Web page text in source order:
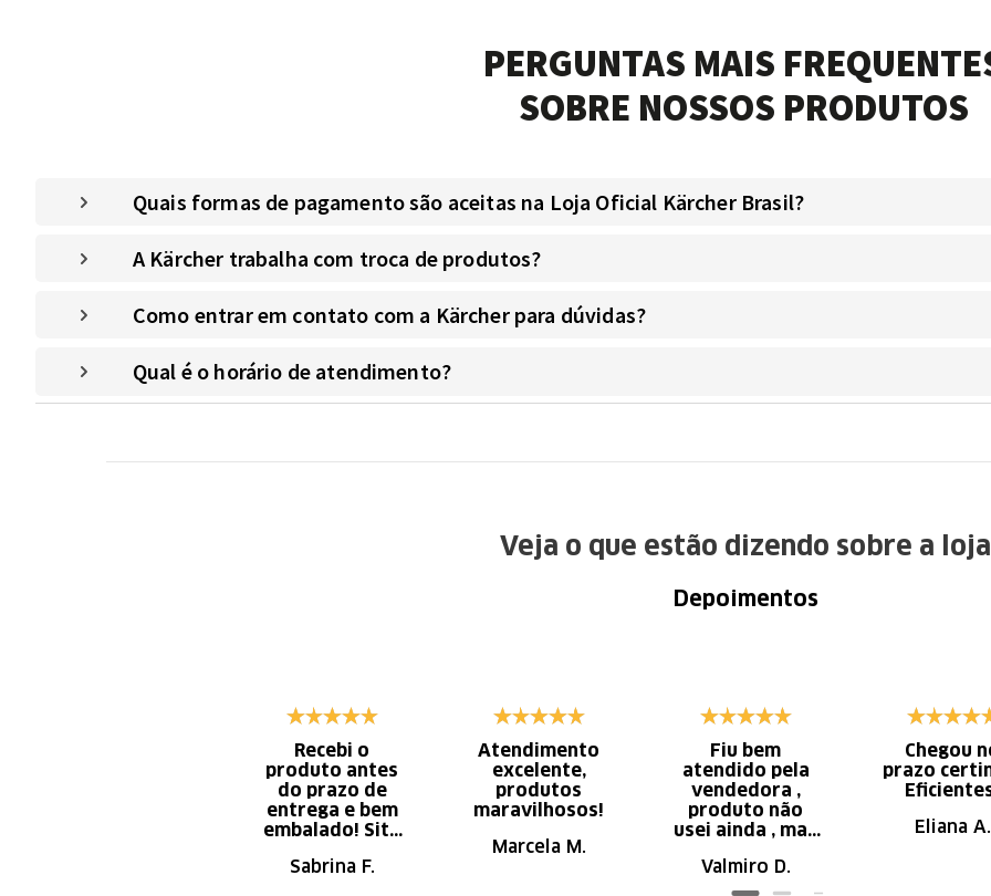
PERGUNTAS MAIS
SOBRE NOSSOS PRODUTOS
Quais formas de pagamento são aceitas na Loja Oficial Kärcher Brasil?
A Kärcher trabalha com troca de produtos?
Como entrar em contato com a Kärcher para dúvidas?
Qual é o horário de atendimento?
Veja o que estão dizendo sobre a loja
Depoimentos
Recebi o
produto antes
do prazo de
entrega e bem
embalado! Site
navegação.
Sabrina F.
Atendimento
excelente,
produtos
maravilhosos!
Marcela M.
Fiu bem
atendido pela
vendedora ,
produto não
usei ainda , mas
ótima qualidade
Valmiro D.
Chegou
prazo
Eliana A.